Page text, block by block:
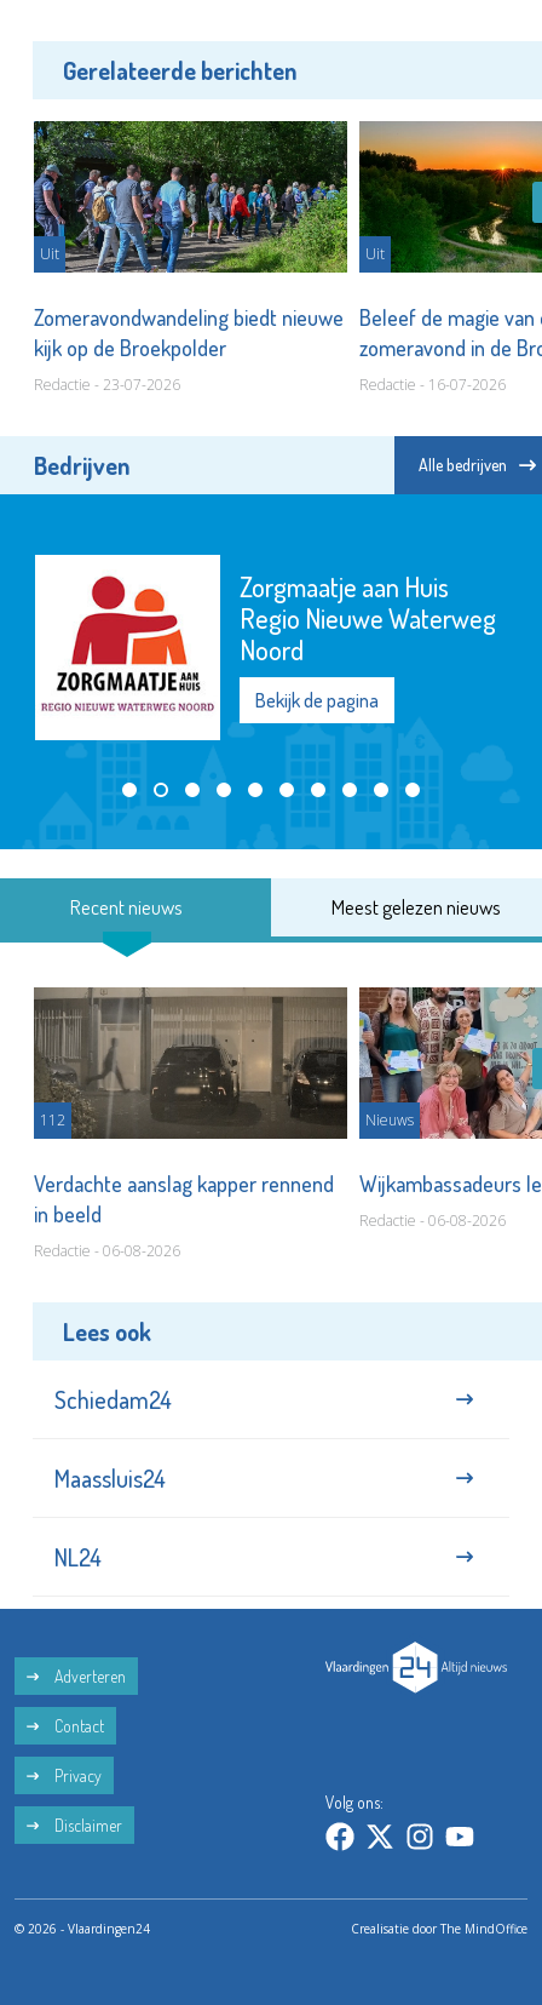
Gerelateerde berichten
Uit
Zomeravondwandeling biedt nieuwe
kijk op de Broekpolder
Redactie - 23-07-2026
Uit
Beleef de magie van
zomeravond in de
Redactie - 16-07-2026
Bedrijven Alle bedrijven
Zorgmaatje aan Huis
Regio Nieuwe Waterweg
Noord
Bekijk de pagina
Recent nieuws Meest gelezen nieuws
112
Verdachte aanslag kapper rennend
in beeld
Redactie - 06-08-2026
Nieuws
Wijkambassadeurs
Redactie - 06-08-2026
Lees ook
Schiedam24
Maassluis24
NL24
Adverteren
Contact
Privacy
Disclaimer
Volg ons:
© 2026 - Vlaardingen24 Crealisatie doorThe MindOffice